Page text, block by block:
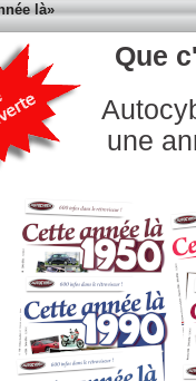
difficile, Ettore Bugatti
La firme renaît de ses
général, Pierre Marco
bureau d’études assisté
En mai 1950, le jeune
berline. Un prototype voit
Entre fin 1950 et le début
L’idée de la berline est
réalisés parGangloff ,
Dernier modèle
d’octobre 1951, mais
là»
Que
une